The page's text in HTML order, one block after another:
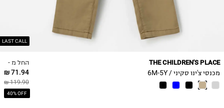
LAST CALL
החל מ -
71.94 ₪
119.90 ₪
40% OFF
THE CHILDREN'S PLACE
מכנסי צ'ינו סקיני / 6M-5Y